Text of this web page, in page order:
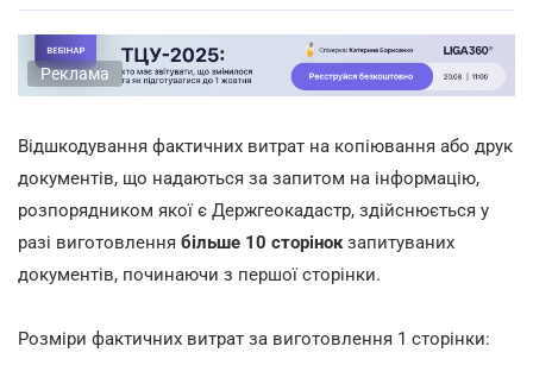
Реклама
Відшкодування фактичних витрат на копіювання або друк
документів, що надаються за запитом на інформацію,
розпорядником якої є Держгеокадастр, здійснюється у
разі виготовлення більше 10 сторінокзапитуваних
документів, починаючи з першої сторінки.
Розміри фактичних витрат за виготовлення 1 сторінки: